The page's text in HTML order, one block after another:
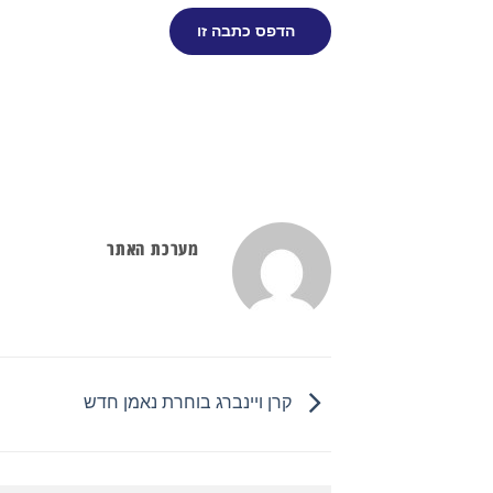
הדפס כתבה זו
מערכת האתר
קרן ויינברג בוחרת נאמן חדש